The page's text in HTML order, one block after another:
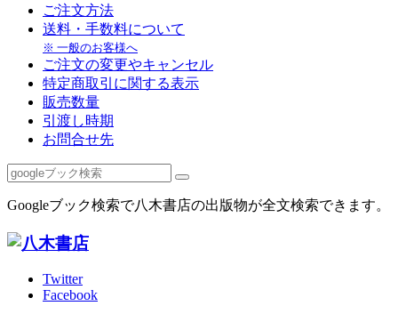
ご注文方法
送料・手数料について
※ 一般のお客様へ
ご注文の変更やキャンセル
特定商取引に関する表示
販売数量
引渡し時期
お問合せ先
Googleブック検索で八木書店の出版物が全文検索できます。
Twitter
Facebook